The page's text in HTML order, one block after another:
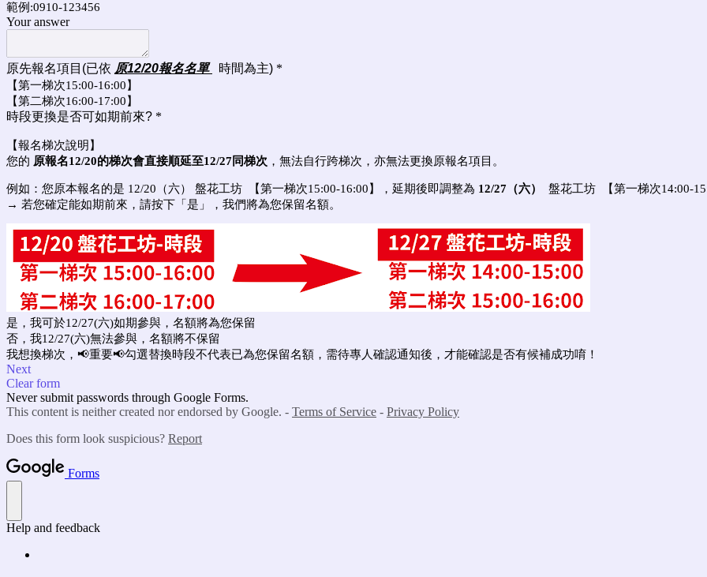
範例:0910-123456
Your answer
原先報名項目(已依 原12/20報名名單 時間為主) *
【第一梯次15:00-16:00】
【第二梯次16:00-17:00】
時段更換是否可如期前來? *
【報名梯次說明】
您的 原報名12/20的梯次會直接順延至12/27同梯次 ，無法自行跨梯次，亦無法更換原報名項目。
例如：您原本報名的是 12/20（六） 盤花工坊 【第一梯次15:00-16:00】，延期後即調整為 12/27（六）
盤花工坊 【第一梯次14:00-
→ 若您確定能如期前來，請按下「是」，我們將為您保留名額。
是，我可於12/27(六)如期參與，名額將為您保留
否，我12/27(六)無法參與，名額將不保留
我想換梯次，📢重要📢勾選替換時段不代表已為您保留名額，需待專人確認通知後，才能確認是否有候補成功唷！
Next
Clear form
Never submit passwords through Google Forms.
This content is neither created nor endorsed by Google. - Terms of Service - Privacy Policy
Does this form look suspicious? Report
Forms
Help and feedback